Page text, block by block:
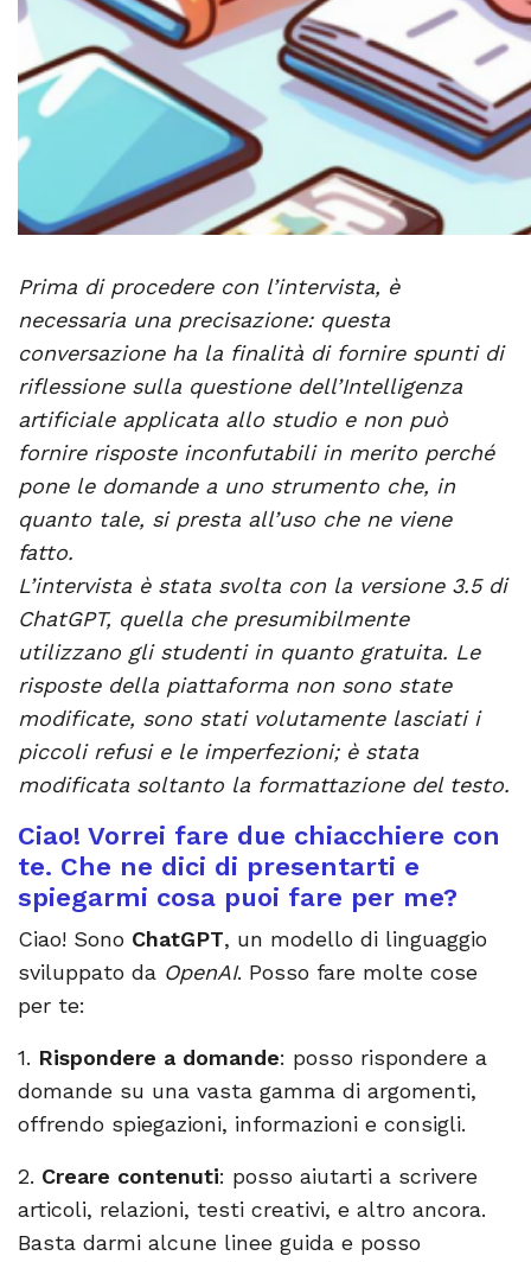
Prima di procedere con l’intervista, è
necessaria una precisazione: questa
conversazione ha la finalità di fornire spunti di
riflessione sulla questione dell’Intelligenza
artificiale applicata allo studio e non può
fornire risposte inconfutabili in merito perché
pone le domande a uno strumento che, in
quanto tale, si presta all’uso che ne viene
fatto.
L’intervista è stata svolta con la versione 3.5 di
ChatGPT, quella che presumibilmente
utilizzano gli studenti in quanto gratuita. Le
risposte della piattaforma non sono state
modificate, sono stati volutamente lasciati i
piccoli refusi e le imperfezioni; è stata
modificata soltanto la formattazione del testo.
Ciao! Vorrei fare due chiacchiere con
te. Che ne dici di presentarti e
spiegarmi cosa puoi fare per me?
Ciao! Sono ChatGPT, un modello di linguaggio
sviluppato da OpenAI. Posso fare molte cose
per te:
1. Rispondere a domande: posso rispondere a
domande su una vasta gamma di argomenti,
offrendo spiegazioni, informazioni e consigli.
2. Creare contenuti: posso aiutarti a scrivere
articoli, relazioni, testi creativi, e altro ancora.
Basta darmi alcune linee guida e posso